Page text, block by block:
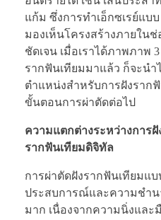
แก้ม ซึ่งการทำเอ็กซเรย์แบ
มองเห็นโครงสร้างภายใน
ชัดเจน เมื่อเราได้ภาพภาพ
รากฟันเทียมมาแล้ว ก็จะน
ตำแหน่งสำหรับการฝังราก
ขั้นตอนการผ่าตัดต่อไป
ความแตกต่างระหว่างการ
รากฟันเทียมดิจิทัล
การผ่าตัดฝังรากฟันเทียมแ
ประสบการณ์และความชำ
มาก เนื่องจากความนิ่งแล